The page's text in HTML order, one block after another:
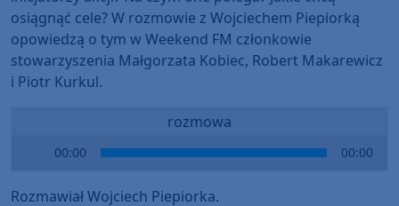
osiągnąć cele? W rozmowie z Wojciechem Piepiorką
opowiedzą o tym w Weekend FM członkowie
stowarzyszenia Małgorzata Kobiec, Robert Makarewicz
i Piotr Kurkul.
rozmowa
00:00 00:00
Rozmawiał Wojciech Piepiorka.